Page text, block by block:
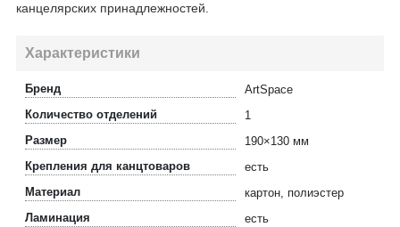
канцелярских принадлежностей.
Характеристики
Бренд
ArtSpace
Количество отделений
1
Размер
190×130 мм
Крепления для канцтоваров
есть
Материал
картон, полиэстер
Ламинация
есть